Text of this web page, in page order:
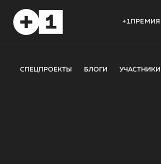
+1ПРЕМИЯ
СПЕЦПРОЕКТЫ БЛОГИ УЧАСТНИКИ